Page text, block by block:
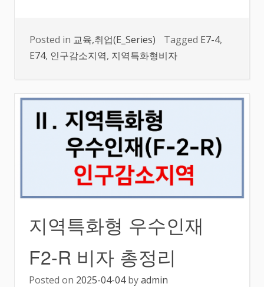
Posted in 교육,취업(E_Series) Tagged E7-4,
E74, 인구감소지역, 지역특화형비자
지역특화형 우수인재
F2-R 비자 총정리
Posted on 2025-04-04byadmin